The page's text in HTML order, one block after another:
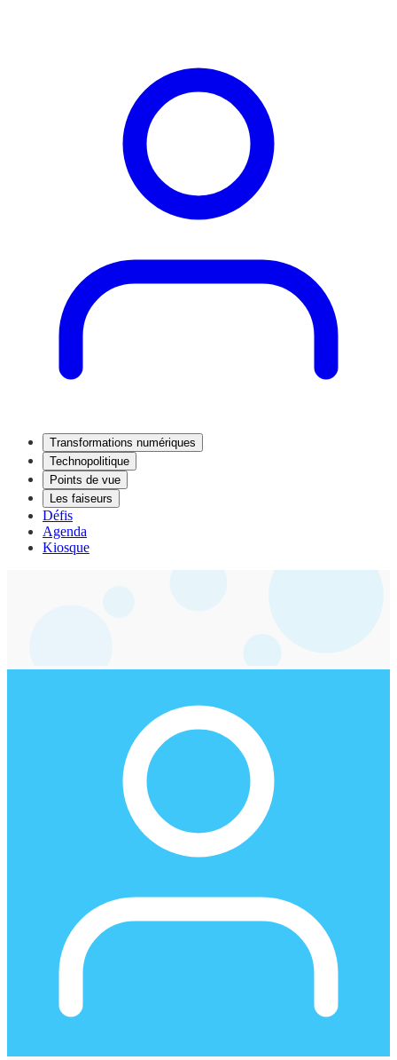
Transformations numériques
Technopolitique
Points de vue
Les faiseurs
Défis
Agenda
Kiosque